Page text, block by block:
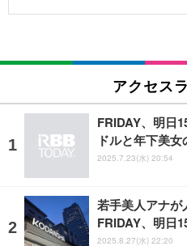
アクセス
FRIDAY、明日
ドルと年下美
2025.7.23(水) 20:54
若手美人アナが
FRIDAY、明日
2025.8.27(水) 22:20